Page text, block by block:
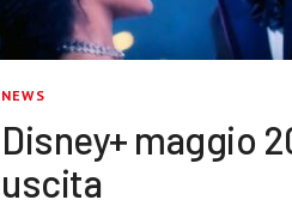
NEWS
Disney+ maggio
uscita